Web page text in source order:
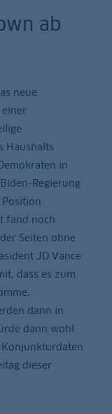
ab
neue
einer
Haushalts
in
Regierung
fand noch
Seiten ohne
JD Vance
dass es zum
dann in
dann wohl
dieser